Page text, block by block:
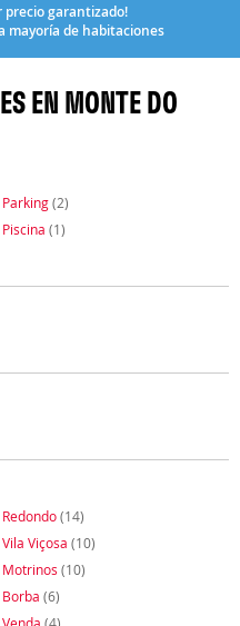
precio garantizado!
mayoría de habitaciones
EN MONTE DO
Parking(2)
Piscina (1)
Redondo(14)
Vila Viçosa (10)
Motrinos (10)
Borba (6)